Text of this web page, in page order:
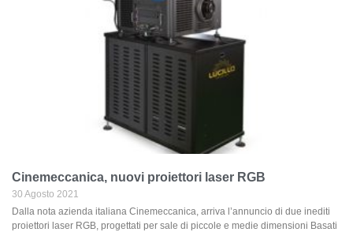
Cinemeccanica, nuovi proiettori laser RGB
30 Agosto 2021
Dalla nota azienda italiana Cinemeccanica, arriva l’annuncio di due inediti
proiettori laser RGB, progettati per sale di piccole e medie dimensioni Basati